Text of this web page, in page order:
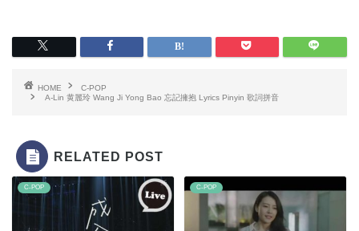
HOME
C-POP
A-Lin 黄麗玲 Wang Ji Yong Bao 忘記擁抱 Lyrics Pinyin 歌詞拼音
RELATED POST
C-POP C-POP